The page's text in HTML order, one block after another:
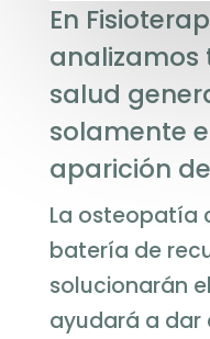
En
analizamos
salud
solamente
aparición
La osteopatía
batería de
solucionarán
ayudará a dar